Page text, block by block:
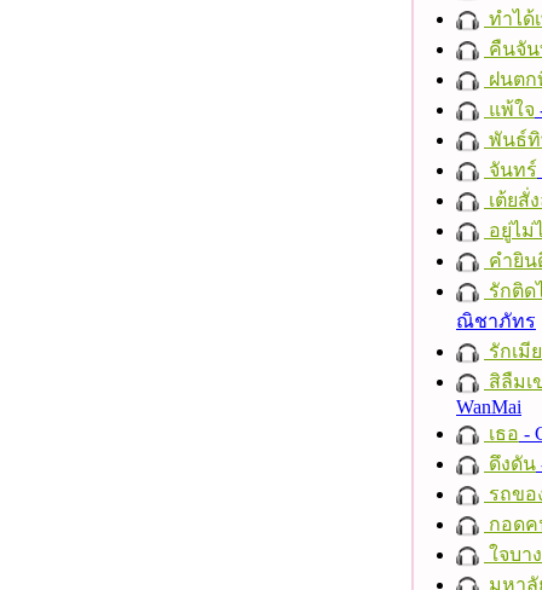
ทำได้
คืนจั
ฝนตก
แพ้ใจ
พันธ์
จันทร์
เต้ยสั่
อยู่ไม่
คำยิน
รักติด
ณิชาภัทร
รักเมี
สิลืมเ
WanMai
เธอ -
ดึงดัน
รถขอ
กอดค
ใจบาง
มหาลั